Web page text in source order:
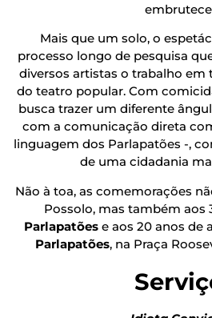
Mais que um solo, o
processo longo de pesquisa
diversos artistas o trabalho em
do teatro popular. Com
busca trazer um diferente
com a comunicação direta
linguagem dos Parlapatões -,
de uma cidadania
Não à toa, as comemorações
Possolo, mas também aos
Parlapatõese aos 20 anos de
Parlapatões, na Praça